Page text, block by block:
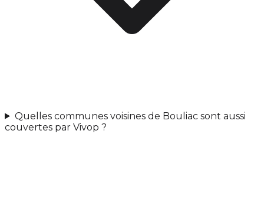
Quelles communes voisines de Bouliac sont aussi
couvertes par Vivop ?